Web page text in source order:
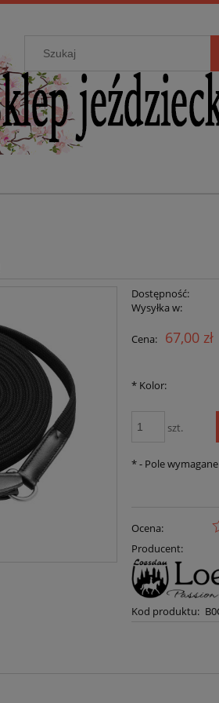
Dostępność:
Wysyłka w:
Cena: 67,00 zł
* Kolor:
szt.
*- Pole wymagane
Ocena:
Producent:
Kod produktu: